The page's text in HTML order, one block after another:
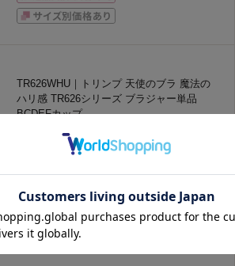
TR626WHU｜トリンプ 天使のブラ 魔法の
ハリ感 TR626シリーズ ブラジャー単品
BCDEFカップ...
期間限定お値下げ～9/11金)23:59まで♪
6,600
プライスダウン
2,480 円(税込)
112ポイント獲得